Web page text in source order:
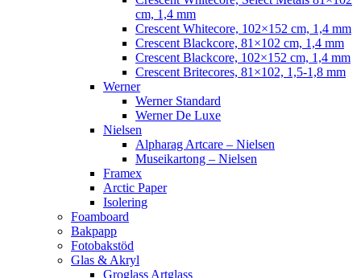
cm, 1,4 mm
Crescent Whitecore, 102×152 cm, 1,4 mm
Crescent Blackcore, 81×102 cm, 1,4 mm
Crescent Blackcore, 102×152 cm, 1,4 mm
Crescent Britecores, 81×102, 1,5-1,8 mm
Werner
Werner Standard
Werner De Luxe
Nielsen
Alpharag Artcare – Nielsen
Museikartong – Nielsen
Framex
Arctic Paper
Isolering
Foamboard
Bakpapp
Fotobakstöd
Glas & Akryl
Groglass Artglass